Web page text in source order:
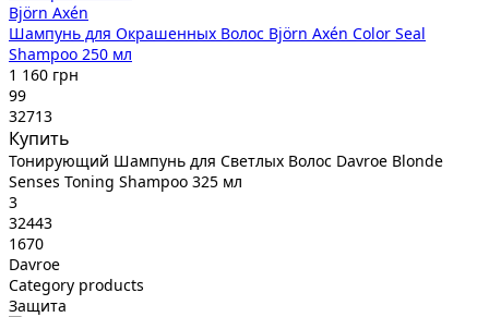
Björn Axén
Шампунь для Окрашенных Волос Björn Axén Color Seal
Shampoo 250 мл
1 160 грн
99
32713
Купить
Тонирующий Шампунь для Светлых Волос Davroe Blonde
Senses Toning Shampoo 325 мл
3
32443
1670
Davroe
Category products
Защита